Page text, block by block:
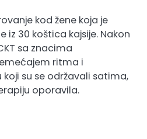
kod žene koja je
iz 30 koštica kajsije. Nakon
sa znacima
ritma i
koji su se održavali satima,
oporavila.